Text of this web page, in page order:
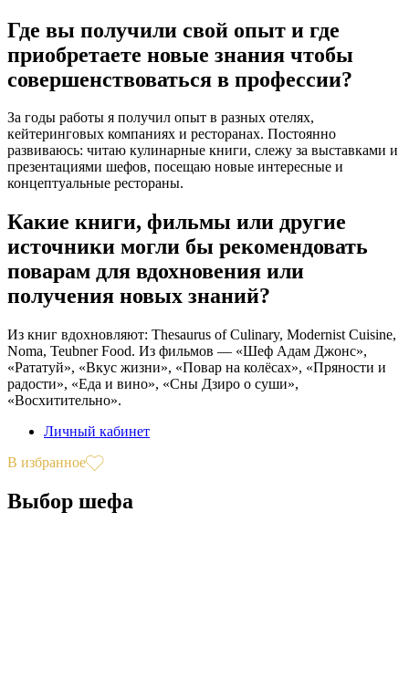
Где вы получили свой опыт и где
приобретаете новые знания чтобы
совершенствоваться в профессии?
За годы работы я получил опыт в разных отелях,
кейтеринговых компаниях и ресторанах. Постоянно
развиваюсь: читаю кулинарные книги, слежу за выставками и
презентациями шефов, посещаю новые интересные и
концептуальные рестораны.
Какие книги, фильмы или другие
источники могли бы рекомендовать
поварам для вдохновения или
получения новых знаний?
Из книг вдохновляют: Thesaurus of Culinary, Modernist Cuisine,
Noma, Teubner Food. Из фильмов — «Шеф Адам Джонс»,
«Рататуй», «Вкус жизни», «Повар на колёсах», «Пряности и
радости», «Еда и вино», «Сны Дзиро о суши»,
«Восхитительно».
Личный кабинет
В избранное
Выбор шефа